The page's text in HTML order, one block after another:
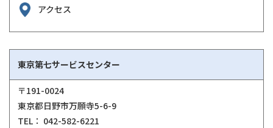
アクセス
東京第七サービスセンター
〒191-0024
東京都日野市万願寺5-6-9
TEL： 042-582-6221